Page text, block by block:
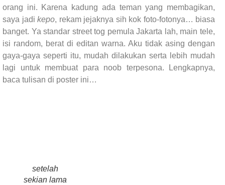
orang ini. Karena kadung ada teman yang membagikan,
saya jadi kepo, rekam jejaknya sih kok foto-fotonya… biasa
banget. Ya standar street tog pemula Jakarta lah, main tele,
isi random, berat di editan warna. Aku tidak asing dengan
gaya-gaya seperti itu, mudah dilakukan serta lebih mudah
lagi untuk membuat para noob terpesona. Lengkapnya,
baca tulisan di poster ini…
setelah
sekian lama